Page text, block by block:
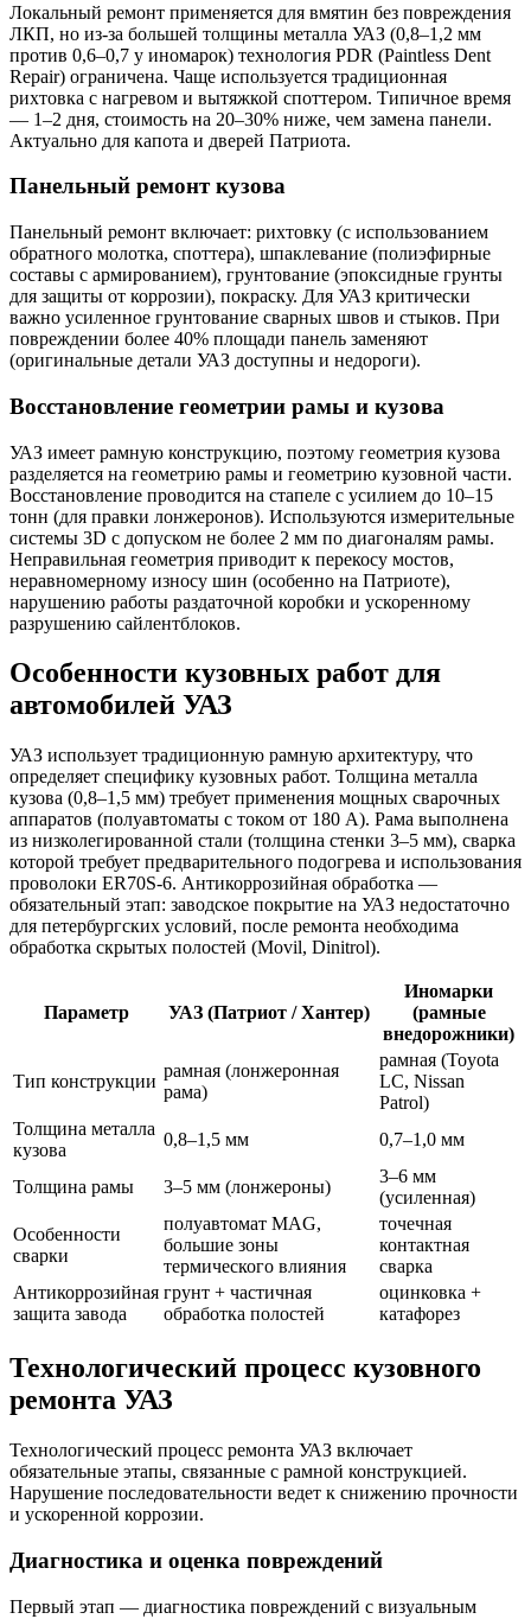
Локальный ремонт применяется для вмятин без повреждения
ЛКП, но из-за большей толщины металла УАЗ (0,8–1,2 мм
против 0,6–0,7 у иномарок) технология PDR (Paintless Dent
Repair) ограничена. Чаще используется традиционная
рихтовка с нагревом и вытяжкой споттером. Типичное время
— 1–2 дня, стоимость на 20–30% ниже, чем замена панели.
Актуально для капота и дверей Патриота.
Панельный ремонт кузова
Панельный ремонт включает: рихтовку (с использованием
обратного молотка, споттера), шпаклевание (полиэфирные
составы с армированием), грунтование (эпоксидные грунты
для защиты от коррозии), покраску. Для УАЗ критически
важно усиленное грунтование сварных швов и стыков. При
повреждении более 40% площади панель заменяют
(оригинальные детали УАЗ доступны и недороги).
Восстановление геометрии рамы и кузова
УАЗ имеет рамную конструкцию, поэтому геометрия кузова
разделяется на геометрию рамы и геометрию кузовной части.
Восстановление проводится на стапеле с усилием до 10–15
тонн (для правки лонжеронов). Используются измерительные
системы 3D с допуском не более 2 мм по диагоналям рамы.
Неправильная геометрия приводит к перекосу мостов,
неравномерному износу шин (особенно на Патриоте),
нарушению работы раздаточной коробки и ускоренному
разрушению сайлентблоков.
Особенности кузовных работ для
автомобилей УАЗ
УАЗ использует традиционную рамную архитектуру, что
определяет специфику кузовных работ. Толщина металла
кузова (0,8–1,5 мм) требует применения мощных сварочных
аппаратов (полуавтоматы с током от 180 А). Рама выполнена
из низколегированной стали (толщина стенки 3–5 мм), сварка
которой требует предварительного подогрева и использования
проволоки ER70S-6. Антикоррозийная обработка —
обязательный этап: заводское покрытие на УАЗ недостаточно
для петербургских условий, после ремонта необходима
обработка скрытых полостей (Movil, Dinitrol).
Параметр УАЗ (Патриот / Хантер)
Иномарки
(рамные
внедорожники)
Тип конструкции
рамная (лонжеронная
рама)
рамная (Toyota
LC, Nissan
Patrol)
Толщина металла
кузова
0,8–1,5 мм 0,7–1,0 мм
Толщина рамы 3–5 мм (лонжероны)
3–6 мм
(усиленная)
Особенности
сварки
полуавтомат MAG,
большие зоны
термического влияния
точечная
контактная
сварка
Антикоррозийная
защита завода
грунт + частичная
обработка полостей
оцинковка +
катафорез
Технологический процесс кузовного
ремонта УАЗ
Технологический процесс ремонта УАЗ включает
обязательные этапы, связанные с рамной конструкцией.
Нарушение последовательности ведет к снижению прочности
и ускоренной коррозии.
Диагностика и оценка повреждений
Первый этап — диагностика повреждений с визуальным